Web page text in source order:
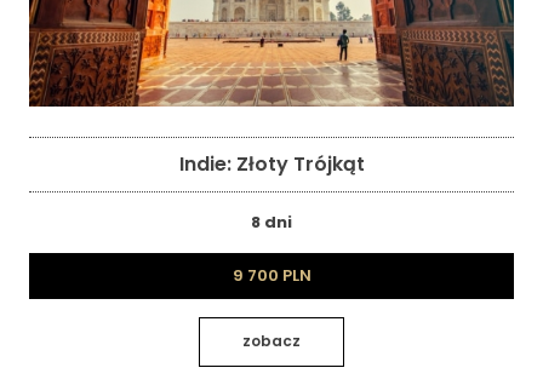
Indie: Złoty Trójkąt
8 dni
9 700 PLN
zobacz